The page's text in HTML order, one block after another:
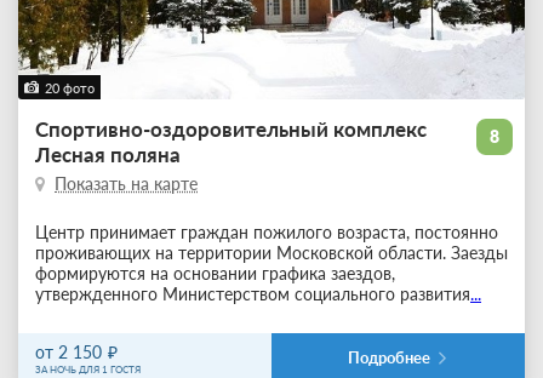
20 фото
8
Спортивно-оздоровительный комплекс
Лесная поляна
Показать на карте
Центр принимает граждан пожилого возраста, постоянно
проживающих на территории Московской области. Заезды
формируются на основании графика заездов,
утвержденного Министерством социального развития...
от 2 150
ЗА НОЧЬ ДЛЯ 1 ГОСТЯ
Подробнее